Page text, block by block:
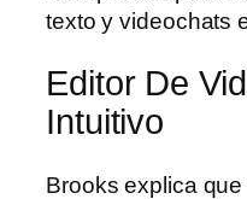
texto y videochats
Editor De
Intuitivo
Brooks explica